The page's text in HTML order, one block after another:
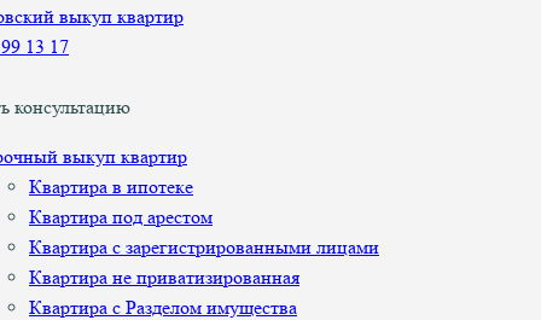
13 17
консультацию
выкуп квартир
Квартира в ипотеке
Квартира под арестом
Квартира с зарегистрированными лицами
Квартира не приватизированная
Квартира с Разделом имущества